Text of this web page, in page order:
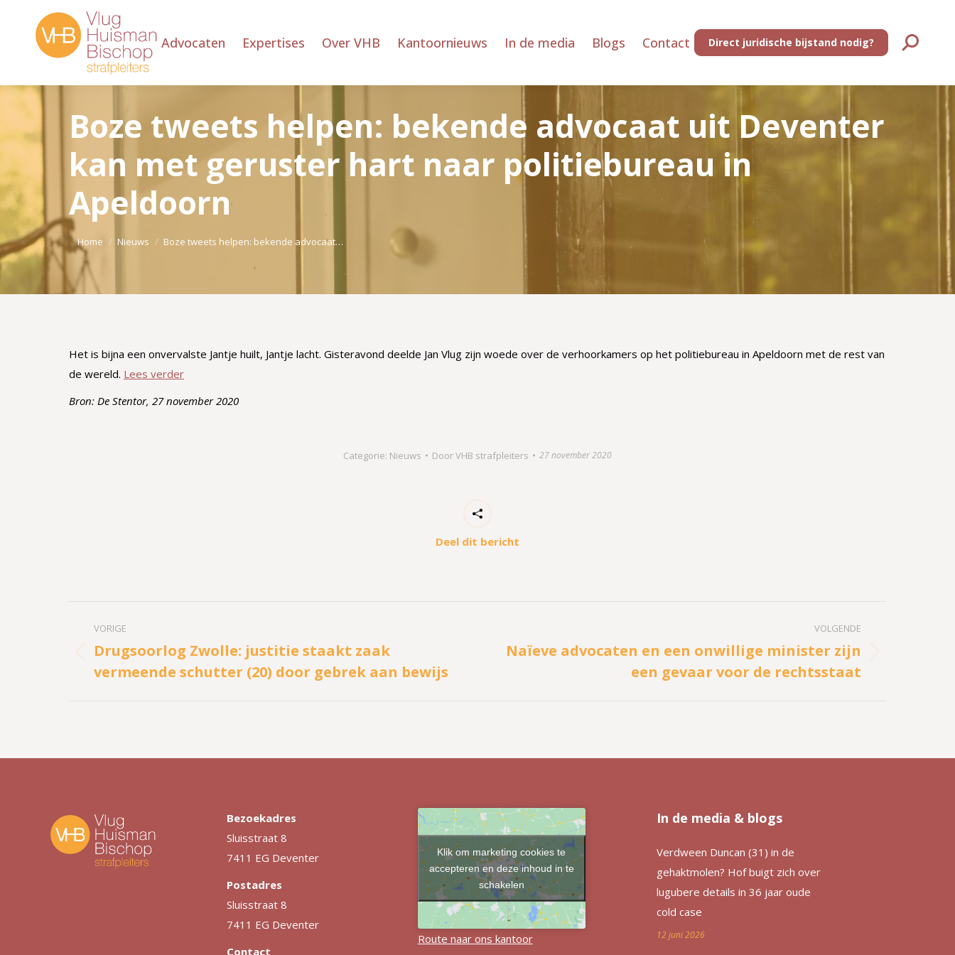
Advocaten Expertises Over VHB Kantoornieuws In de media Blogs Contact Direct juridische bijstand nodig? Zoeken:
Boze tweets helpen: bekende advocaat uit Deventer
kan met geruster hart naar politiebureau in
Apeldoorn
Je bent hier:
Home Nieuws Boze tweets helpen: bekende advocaat…
Het is bijna een onvervalste Jantje huilt, Jantje lacht. Gisteravond deelde Jan Vlug zijn woede over de verhoorkamers op het politiebureau in Apeldoorn met de rest van
de wereld. Lees verder
Bron: De Stentor, 27 november 2020
Categorie: Nieuws DoorVHB strafpleiters 27 november 2020
Deel dit bericht
navigatie
VORIGE
Vorig
bericht
Drugsoorlog Zwolle: justitie staakt zaak
vermeende schutter (20) door gebrek aan bewijs
VOLGENDE
Volgend
Naïeve advocaten en een onwillige minister zijn
een gevaar voor de rechtsstaat
Bezoekadres
Sluisstraat 8
7411 EG Deventer
Postadres
Sluisstraat 8
7411 EG Deventer
Contact
Klik om marketing cookies te
accepteren en deze inhoud in te
schakelen
Route naar ons kantoor
In de media & blogs
Verdween Duncan (31) in de
gehaktmolen? Hof buigt zich over
lugubere details in 36 jaar oude
cold case
12 juni 2026